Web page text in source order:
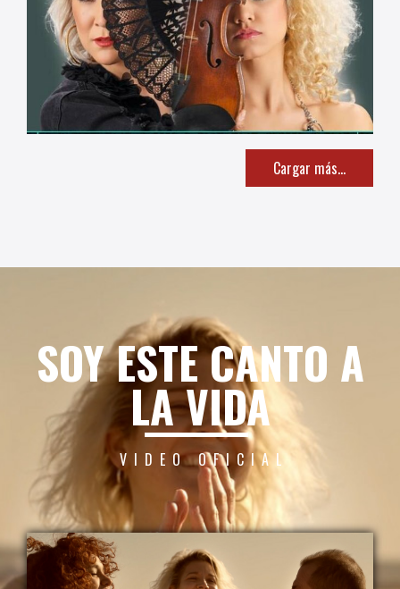
Cargar más...
SOY ESTE CANTO A
LA VIDA
VIDEO OFICIAL